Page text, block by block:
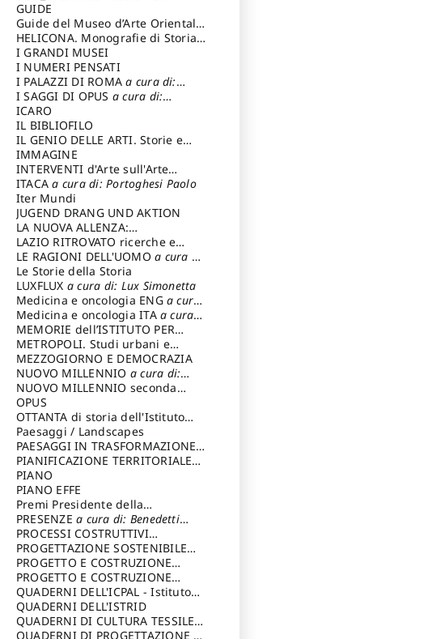
PLANNING (GULP)
Trusiani Elio
GUIDE
Guide del Museo d’Arte Orientale
“Giuseppe Tucci”
HELICONA. Monografie di Storia
dell'Artea cura di: Gallo Marco
I GRANDI MUSEI
I NUMERI PENSATI
I PALAZZI DI ROMAa cura di:
Ippoliti Alessandro
I SAGGI DI OPUS a cura di:
Scalesse Tommaso
ICARO
IL BIBLIOFILO
IL GENIO DELLE ARTI. Storie e
interpretazione
IMMAGINE
INTERVENTI d'Arte sull'Arte
dedicata alla cultura della
conservazione d’arte
Fondazione Paola Droghetti onlus
ITACAa cura di: Portoghesi Paolo
Iter Mundi
JUGEND DRANG UND AKTION
LA NUOVA ALLENZA:
ARCHITETTURA & AMBIENTE
LAZIO RITROVATO ricerche e
restauri
LE RAGIONI DELL'UOMOa cura di:
Lombardi Satriani Luigi
Le Storie della Storia
LUXFLUX a cura di: Lux Simonetta
Medicina e oncologia ENG a cura
di: Lopez Massimo
Medicina e oncologia ITA a cura
di: Lopez Massimo
MEMORIE dell’ISTITUTO PER
STORIA DEL RISORGIMENTO
METROPOLI. Studi urbani e
regionali
MEZZOGIORNO E DEMOCRAZIA
NUOVO MILLENNIO a cura di:
Capaldo Pellegrino
NUOVO MILLENNIO seconda
serie
Francesco
OPUS
OTTANTA di storia dell'Istituto
storia dell’Istitutoa cura di:
Cavalieri Patrizia
Paesaggi / Landscapes
PAESAGGI IN TRASFORMAZIONEa
cura di: Corti Enrico A.
PIANIFICAZIONE TERRITORIALE
URBANISTICA ED AMBIENTALE
cura di: Costa Enrico
PIANO
PIANO EFFE
Premi Presidente della
Repubblica
PRESENZEa cura di: Benedetti
Sandro
PROCESSI COSTRUTTIVI
DELL'ARCHITETTURAa cura di:
Ippoliti Alessandro
PROGETTAZIONE SOSTENIBILE
PARTECIPATA
PROGETTO E COSTRUZIONE
DELL’ARCHITETTURA
PROGETTO E COSTRUZIONE
SOSTENIBILE
QUADERNI DELL'ICPAL - Istituto
centrale per il restauro e la
conservazione del patrimonio
archivistico e librario
QUADERNI DELL'ISTRID
QUADERNI DI CULTURA TESSILEa
cura di: Crispolti Livia
QUADERNI DI PROGETTAZIONE a